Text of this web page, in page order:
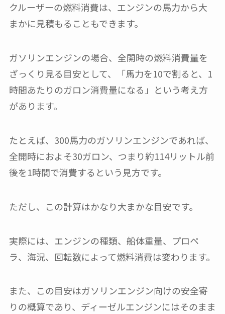
クルーザーの燃料消費は、エンジンの馬力から大
まかに見積もることもできます。
ガソリンエンジンの場合、全開時の燃料消費量を
ざっくり見る目安として、「馬力を10で割ると、1
時間あたりのガロン消費量になる」という考え方
があります。
たとえば、300馬力のガソリンエンジンであれば、
全開時におよそ30ガロン、つまり約114リットル前
後を1時間で消費するという見方です。
ただし、この計算はかなり大まかな目安です。
実際には、エンジンの種類、船体重量、プロペ
ラ、海況、回転数によって燃料消費は変わります。
また、この目安はガソリンエンジン向けの安全寄
りの概算であり、ディーゼルエンジンにはそのまま